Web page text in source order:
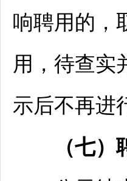
响聘用的，
用，待查实
示后不再进
（七）